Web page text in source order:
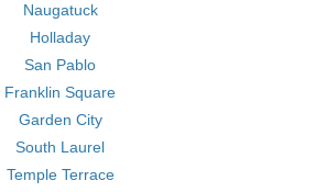
Naugatuck
Holladay
San Pablo
Franklin Square
Garden City
South Laurel
Temple Terrace